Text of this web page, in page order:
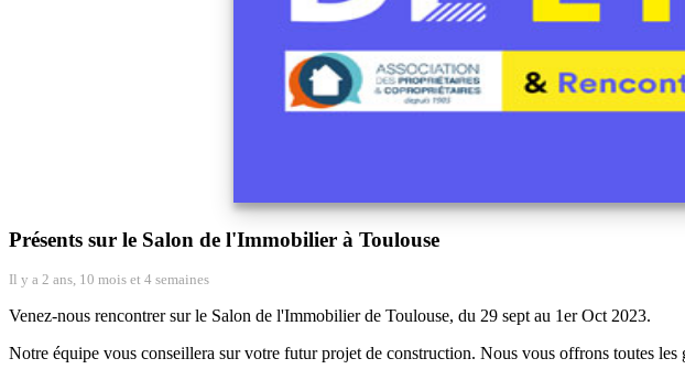
Présents sur le Salon de l'Immobilier à Toulouse
Il y a 2 ans, 10 mois et 4 semaines
Venez-nous rencontrer sur le Salon de l'Immobilier de Toulouse, du 29 sept au 1er Oct 2023.
Notre équipe vous conseillera sur votre futur projet de construction. Nous vous offrons toutes